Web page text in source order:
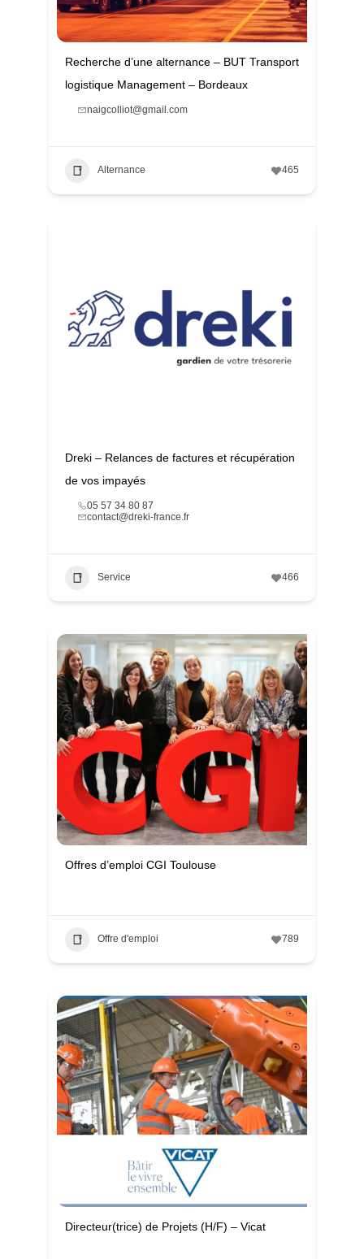
Recherche d’une alternance – BUT Transport
logistique Management – Bordeaux
naigcolliot@gmail.com
Alternance 465
Dreki – Relances de factures et récupération
de vos impayés
05 57 34 80 87
contact@dreki-france.fr
Service 466
Offres d’emploi CGI Toulouse
Offre d'emploi 789
Directeur(trice) de Projets (H/F) – Vicat